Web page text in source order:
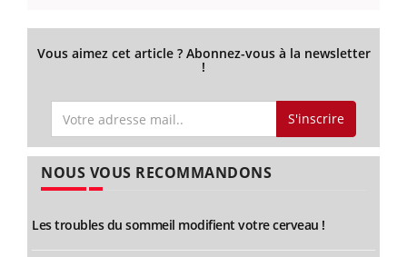
Vous aimez cet article ? Abonnez-vous à la newsletter
!
S'inscrire
NOUS VOUS RECOMMANDONS
Les troubles du sommeil modifient votre cerveau !